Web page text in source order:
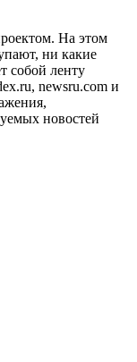
На этом
ни какие
собой ленту
newsru.com и
новостей